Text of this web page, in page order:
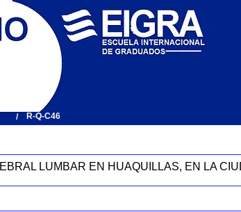
R-Q-C46
/
LUMBAR EN HUAQUILLAS, EN LA